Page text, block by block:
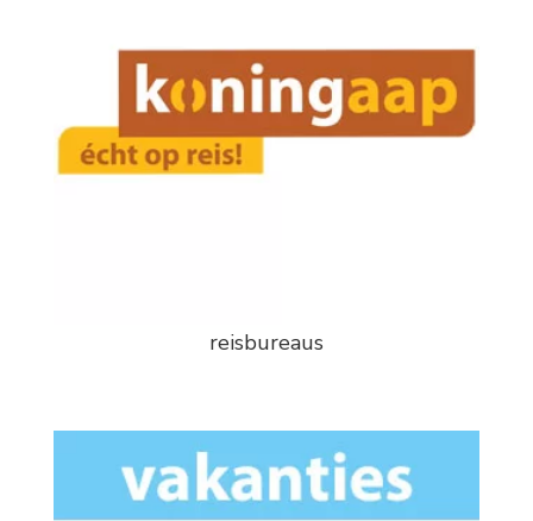
reisbureaus